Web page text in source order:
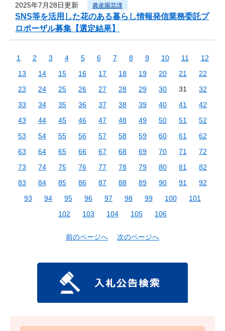
2025年7月28日更新 農産園芸課
SNS等を活用した花のある暮らし情報発信業務委託プ
ロポーザル募集【選定結果】
1 2 3 4 5 6 7 8 9 10 11
12
13
14 15 16 17 18 19 20 21
22
23
24 25 26 27 28 29 30 31
32
33
34 35 36 37 38 39 40 41
42
43
44 45 46 47 48 49 50 51
52
53
54 55 56 57 58 59 60 61
62
63
64 65 66 67 68 69 70 71
72
73
74 75 76 77 78 79 80 81
82
83
84 85 86 87 88 89 90 91
92
93
94 95 96 97 98 99 100
101
102
103 104 105 106
前のページへ 次のページへ